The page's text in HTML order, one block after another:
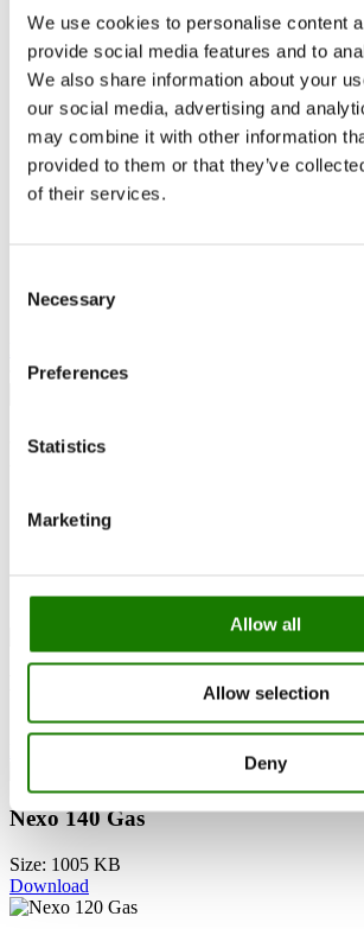
We use cookies to personalise content
provide social media features and to
We also share information about your
our social media, advertising and
may combine it with other information
provided to them or that they’ve
of their services.
Selection
Necessary
Preferences
Statistics
Marketing
Allow all
Allow selection
Deny
Råd og veiledning
Slik velger du riktig vedovn
Bli inspirert
Kataloger
Kontakt
Finn forhandler
Om RAIS
Dealer login
Nexo Gas
All
Nexo 100 Gas
Nexo 160 Gas
Size: 205 KB
Nexo 140 Gas
Size: 1005 KB
Download